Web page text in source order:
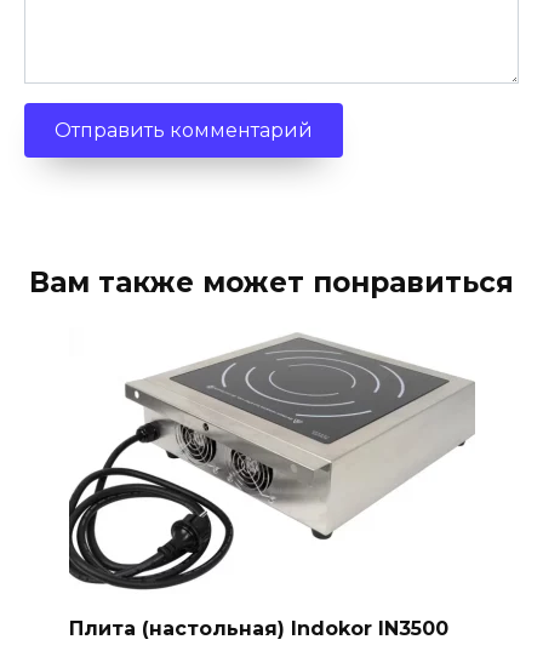
Вам также может понравиться
Плита (настольная) Indokor IN3500